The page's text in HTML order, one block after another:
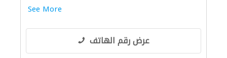
See More
عرض رقم الهاتف